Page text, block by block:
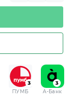
ПУМБ A-Банк